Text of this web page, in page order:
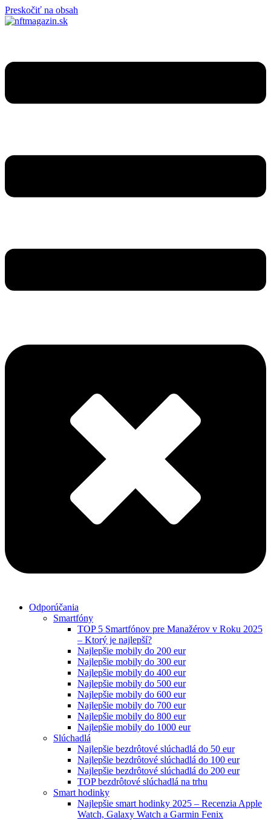
Preskočiť na obsah
Odporúčania
Smartfóny
TOP 5 Smartfónov pre Manažérov v Roku 2025
– Ktorý je najlepší?
Najlepšie mobily do 200 eur
Najlepšie mobily do 300 eur
Najlepšie mobily do 400 eur
Najlepšie mobily do 500 eur
Najlepšie mobily do 600 eur
Najlepšie mobily do 700 eur
Najlepšie mobily do 800 eur
Najlepšie mobily do 1000 eur
Slúchadlá
Najlepšie bezdrôtové slúchadlá do 50 eur
Najlepšie bezdrôtové slúchadlá do 100 eur
Najlepšie bezdrôtové slúchadlá do 200 eur
TOP bezdrôtové slúchadlá na trhu
Smart hodinky
Najlepšie smart hodinky 2025 – Recenzia Apple
Watch, Galaxy Watch a Garmin Fenix